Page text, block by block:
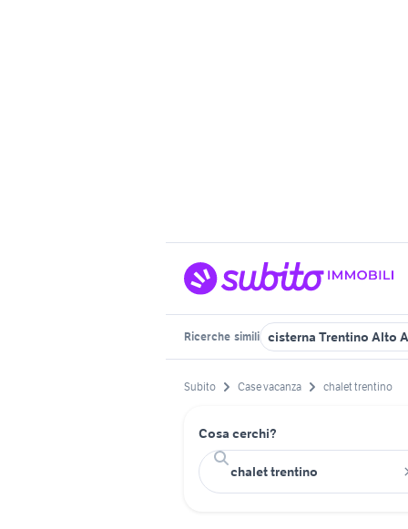
Ricerche simili cisterna Trentino Alto
Subito Case vacanza chalet trentino
Cosa cerchi?